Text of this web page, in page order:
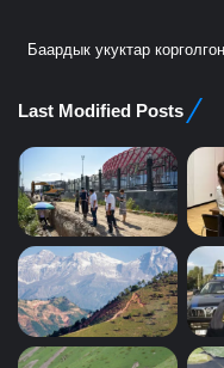
Баардык укуктар
Last Modified Posts